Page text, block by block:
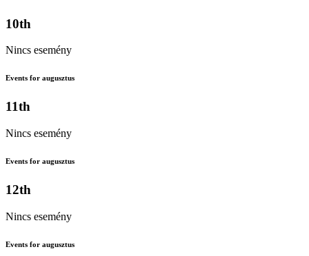
10th
Nincs esemény
Events for augusztus
11th
Nincs esemény
Events for augusztus
12th
Nincs esemény
Events for augusztus